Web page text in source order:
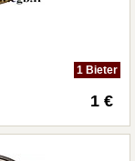
1 Bieter
1 €